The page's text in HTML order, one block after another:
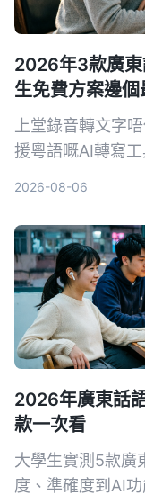
2026年3款廣
生免費方案邊個
上堂錄音轉文字
援粵語嘅AI轉寫
2026-08-06
2026年廣東話
款一次看
大學生實測5款廣
度、準確度到AI